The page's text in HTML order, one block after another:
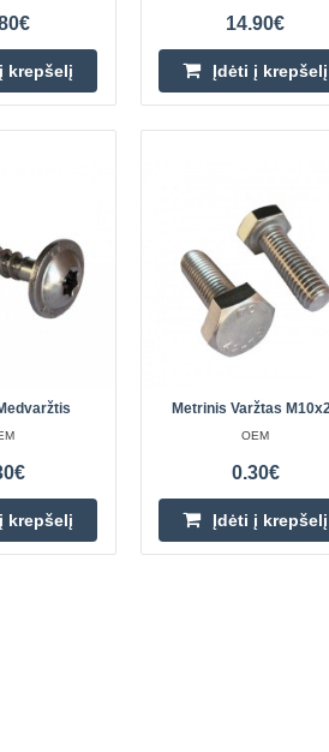
laikikliai, skirti įrengti saulės kolektorių ant
ant ratų stogo.Privalumai: Lengvai
kolektorių negręždami skylių. Skydelio..
tiltelis - 400x70mm
krepšelį
14.90€
Įdėti į krepšelį
krepšelį
Metrinis Varžtas
OEM
0.30€
Įdėti į krepšelį